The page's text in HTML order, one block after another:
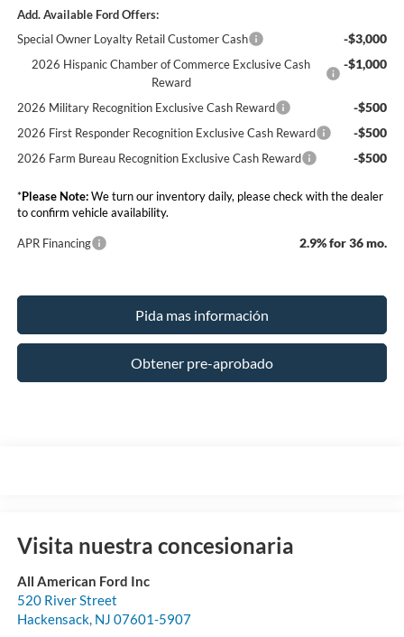
Add. Available Ford Offers:
Special Owner Loyalty Retail Customer Cash
-$3,000
2026 Hispanic Chamber of Commerce Exclusive Cash
Reward
-$1,000
2026 Military Recognition Exclusive Cash Reward -$500
2026 First Responder Recognition Exclusive Cash Reward -$500
2026 Farm Bureau Recognition Exclusive Cash Reward -$500
*Please Note:We turn our inventory daily, please check with the dealer
to confirm vehicle availability.
APR Financing 2.9% for 36 mo.
Pida mas información
Obtener pre-aprobado
Visita nuestra concesionaria
All American Ford Inc
520 River Street
Hackensack, NJ 07601-5907